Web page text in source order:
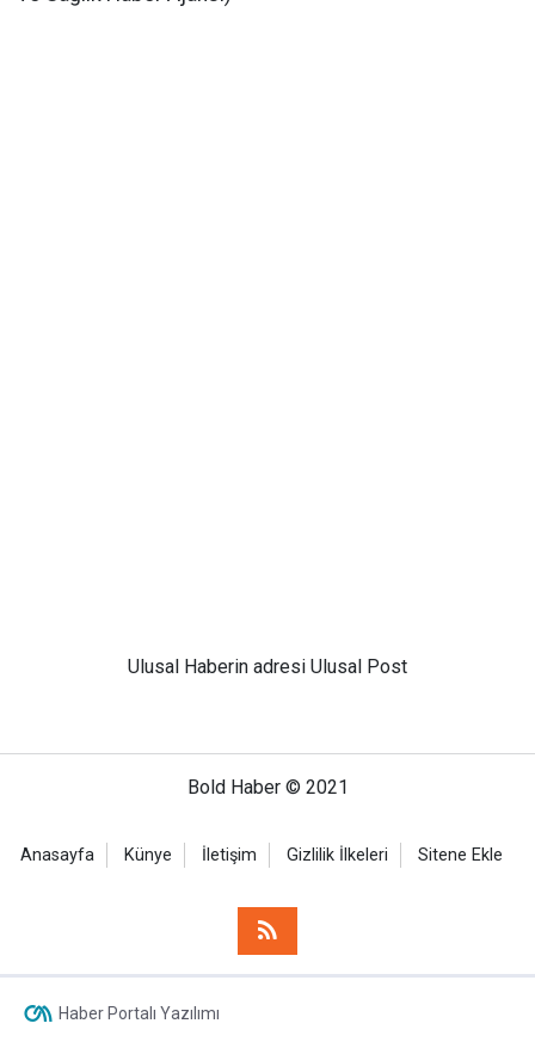
Ulusal Haberin adresi Ulusal Post
Bold Haber © 2021
Anasayfa Künye İletişim Gizlilik İlkeleri Sitene Ekle
Haber Portalı Yazılımı